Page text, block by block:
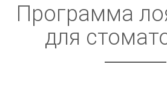
Программа
для